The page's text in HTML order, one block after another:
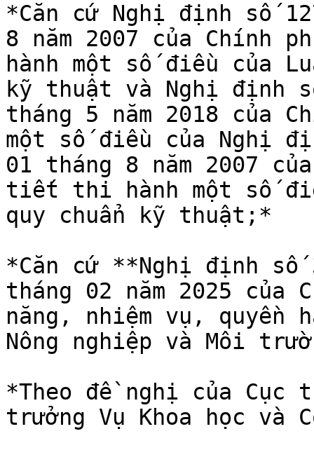
*Căn cứ Nghị định số
8 năm 2007 của
hành một số điều của
kỹ thuật và Nghị định
tháng 5 năm 2018 của
một số điều của Nghị
01 tháng 8 năm 2007
tiết thi hành một số
quy chuẩn kỹ thuật;*
*Căn cứ **Nghị định số
tháng 02 năm 2025 của
năng, nhiệm vụ, quyền
Nông nghiệp và Môi
*Theo đề nghị của Cục
trưởng Vụ Khoa học và